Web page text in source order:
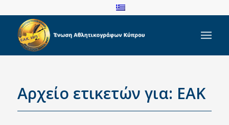
Αρχείο ετικετών για: EAK